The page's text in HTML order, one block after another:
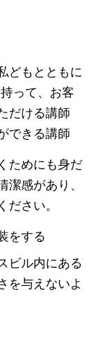
どもとともに
って、お客
だける講師
できる講師
ためにも身だ
潔感があり、
さい。
をする
ビル内にある
を与えないよ